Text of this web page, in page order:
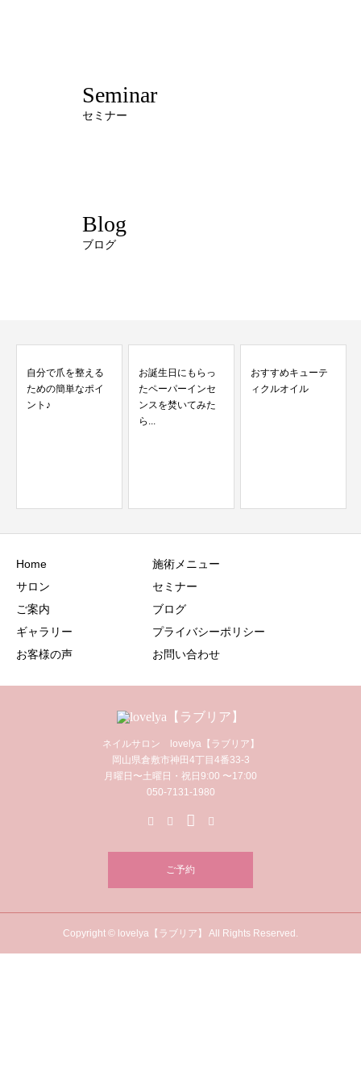
Seminar
セミナー
Blog
ブログ
お誕生日にもらっ
たペーパーインセ
ンスを焚いてみた
おすすめキューテ
ィクルオイル
Home
サロン
ご案内
ギャラリー
お客様の声
施術メニュー
セミナー
ブログ
プライバシーポリシー
お問い合わせ
ネイルサロン lovelya【ラブリア】
岡山県倉敷市神田4丁目4番33-3
月曜日〜土曜日・祝日9:00 〜17:00
050-7131-1980
ご予約
Copyright © lovelya【ラブリア】 All Rights Reserved.